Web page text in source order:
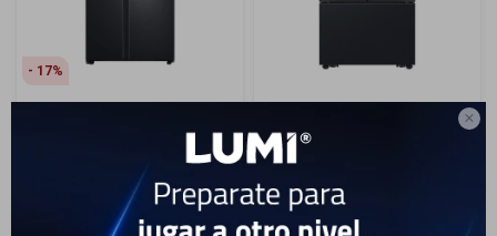

17
USD 2.519
ENVIO GRATIS
French Door (RF32)
USD 2.799
ENVIO GRATIS